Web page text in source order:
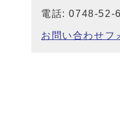
電話: 0748-52-
お問い合わせフ